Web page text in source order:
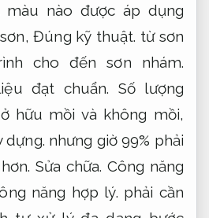
nào được áp dụng
Đúng kỹ thuật. từ sơn
cho đến sơn nhám.
đạt chuẩn. Số lượng
hữu mồi và không mồi,
dựng. nhưng giờ 99% phải
Sửa chữa. Công năng
năng hợp lý. phải cần